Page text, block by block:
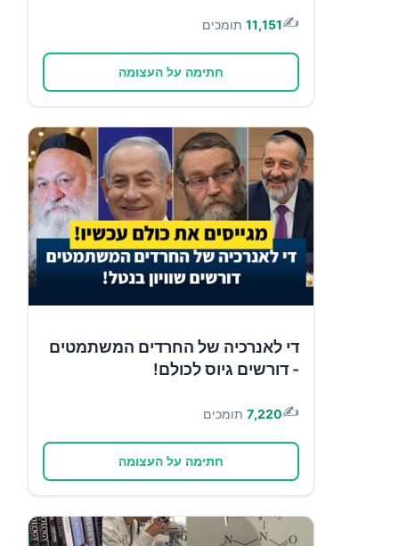
✍️
11,151 תומכים
חתימה על העצומה
די לאנרכיה של החרדים המשתמטים
- דורשים גיוס לכולם!
✍️
7,220 תומכים
חתימה על העצומה